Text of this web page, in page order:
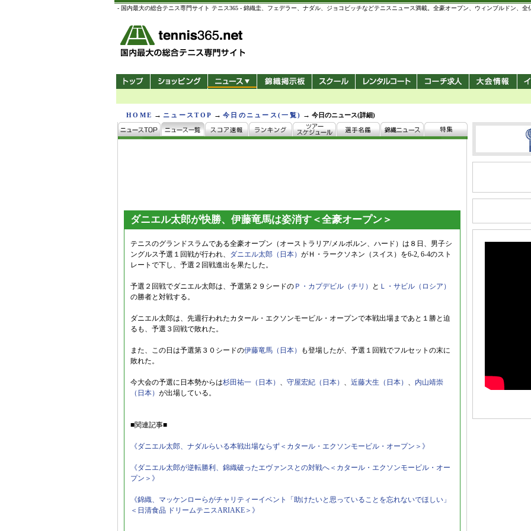
- 国内最大の総合テニス専門サイト テニス365 - 錦織圭、フェデラー、ナダル、ジョコビッチなどテニスニュース満載。全豪オープン、ウィンブルドン、全
HOME → ニュースTOP →今日のニュース(一覧) →今日のニュース(詳細)
ダニエル太郎が快勝、伊藤竜馬は姿消す＜全豪オープン＞
テニスのグランドスラムである全豪オープン（オーストラリア/メルボルン、ハード）は８日、男子シ
ングルス予選１回戦が行われ、 ダニエル太郎（日本） がＨ・ラークソネン（スイス）を6-2, 6-4のスト
レートで下し、予選２回戦進出を果たした。
予選２回戦でダニエル太郎は、予選第２９シードの Ｐ・カプデビル（チリ） と Ｌ・サビル（ロシア）
の勝者と対戦する。
ダニエル太郎は、先週行われたカタール・エクソンモービル・オープンで本戦出場まであと１勝と迫
るも、予選３回戦で敗れた。
また、この日は予選第３０シードの伊藤竜馬（日本）
も登場したが、予選１回戦でフルセットの末に
敗れた。
今大会の予選に日本勢からは杉田祐一（日本） 、 守屋宏紀（日本） 、 近藤大生（日本） 、 内山靖崇
（日本） が出場している。
■関連記事■
《ダニエル太郎、ナダルらいる本戦出場ならず＜カタール・エクソンモービル・オープン＞》
《ダニエル太郎が逆転勝利、錦織破ったエヴァンスとの対戦へ＜カタール・エクソンモービル・オー
プン＞》
《錦織、マッケンローらがチャリティーイベント「助けたいと思っていることを忘れないでほしい」
＜日清食品 ドリームテニスARIAKE＞》